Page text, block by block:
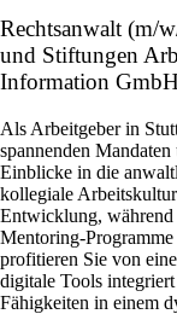
Rechtsanwalt (m/
und Stiftungen
Information GmbH
Als Arbeitgeber in
spannenden
Einblicke in die
kollegiale
Entwicklung, während
Mentoring-
profitieren Sie von
digitale Tools
Fähigkeiten in einem